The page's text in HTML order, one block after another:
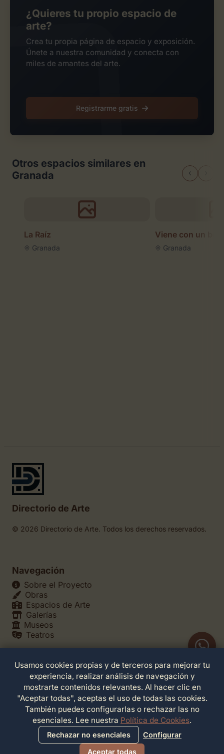
¿Quieres tu propio espacio de
arte?
Crea tu propia página de espacio y exposición.
Únete a nuestra comunidad y conecta con
miles de amantes del arte.
Registrarme gratis
Otros espacios similares en
Granada
La Raíz
Granada
Viene con un
Granada
Directorio de Arte
© 2026 Directorio de Arte. Todos los derechos reservados.
Navegación
Sobre el Proyecto
Obras
Espacios de Arte
Galerías
Museos
Teatros
Legales
Política de Privacidad
Política de Cookies
Configuración de Cookies
Términos de Servicio
Contacto
Usamos cookies propias y de terceros para mejorar tu
experiencia, realizar análisis de navegación y
mostrarte contenidos relevantes. Al hacer clic en
"Aceptar todas", aceptas el uso de todas las cookies.
También puedes configurarlas o rechazar las no
esenciales. Lee nuestra Política de Cookies.
Rechazar no esenciales
Configurar
Aceptar todas